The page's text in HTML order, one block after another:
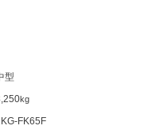
型
kg
FK65F